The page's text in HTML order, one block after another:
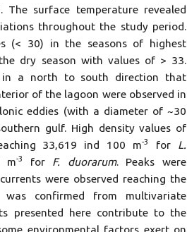
surface temperature revealed
throughout the study period.
(< 30) in the seasons of highest
dry season with values of > 33.
a north to south direction that
of the lagoon were observed in
eddies (with a diameter of ~30
gulf. High density values of
33,619 ind 100 m-3 for L.
m-3 for F. duorarum. Peaks were
were observed reaching the
confirmed from multivariate
presented here contribute to the
environmental factors exert on